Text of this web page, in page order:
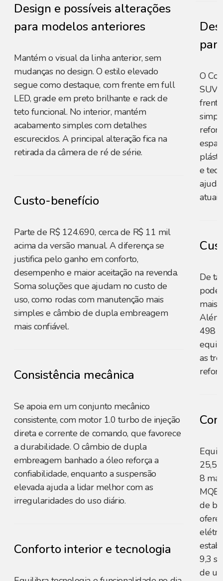
Design e possíveis alterações
para modelos anteriores
Mantém o visual da linha anterior, sem
mudanças no design. O estilo elevado
segue como destaque, com frente em full
LED, grade em preto brilhante e rack de
teto funcional. No interior, mantém
acabamento simples com detalhes
escurecidos. A principal alteração fica na
retirada da câmera de ré de série.
Custo-benefício
Parte de R$ 124.690, cerca de R$ 11 mil
acima da versão manual. A diferença se
justifica pelo ganho em conforto,
desempenho e maior aceitação na revenda.
Soma soluções que ajudam no custo de
uso, como rodas com manutenção mais
simples e câmbio de dupla embreagem
mais confiável.
Consistência mecânica
Se apoia em um conjunto mecânico
consistente, com motor 1.0 turbo de injeção
direta e corrente de comando, que favorece
a durabilidade. O câmbio de dupla
embreagem banhado a óleo reforça a
confiabilidade, enquanto a suspensão
elevada ajuda a lidar melhor com as
irregularidades do uso diário.
Conforto interior e tecnologia
O
e
ajuda
atuais.
De
pode
mais
Além
498
as
25,5
8
MQB
de
9,3
de